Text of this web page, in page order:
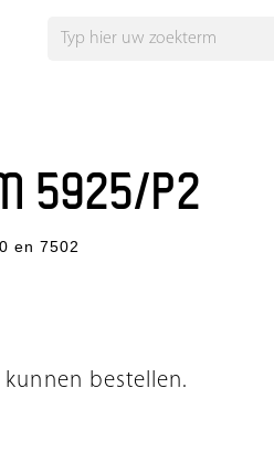
5925/P2
en 7502
bestellen.